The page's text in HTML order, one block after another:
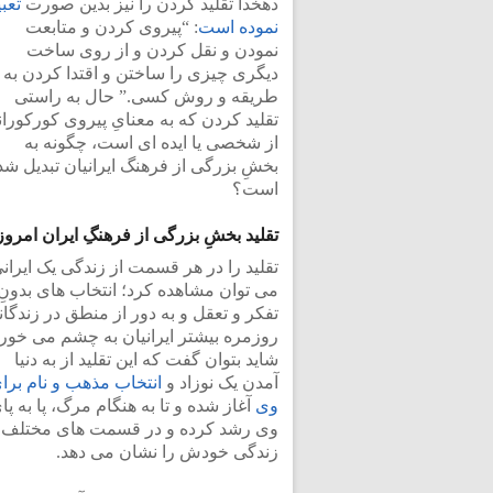
دهخدا تقلید کردن را نیز بدین صورت
نموده است: “پیروی کردن و متابعت
نمودن و نقل کردن و از روی ساخت
دیگری چیزی را ساختن و اقتدا کردن به
طریقه و روش کسی.” حال به راستی
تقلید کردن که به معنایِ پیروی
از شخصی یا ایده ای است، چگونه به
بخشِ بزرگی از فرهنگ ایرانیان تبدیل
است؟
تقلید بخشِ بزرگی از فرهنگِ ایران
تقلید را در هر قسمت از زندگی یک
می توان مشاهده کرد؛ انتخاب های
تفکر و تعقل و به دور از منطق در
روزمره بیشتر ایرانیان به چشم می
شاید بتوان گفت که این تقلید از به دنیا
آمدن یک نوزاد و انتخاب مذهب و نام
وی آغاز شده و تا به هنگام مرگ، پا به
وی رشد کرده و در قسمت های مختلف
زندگی خودش را نشان می دهد.